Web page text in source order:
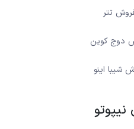
تتر
دوج کوین
شیبا اینو
نیپوتو